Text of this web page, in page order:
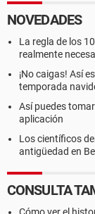
NOVEDADES
La regla de los
realmente
¡No caigas! Así
temporada
Así puedes
aplicación
Los científicos
antigüedad en
CONSULTA